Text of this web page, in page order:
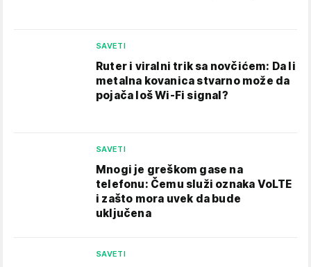
SAVETI
Ruter i viralni trik sa novčićem: Da li
metalna kovanica stvarno može da
pojača loš Wi-Fi signal?
SAVETI
Mnogi je greškom gase na
telefonu: Čemu služi oznaka VoLTE
i zašto mora uvek da bude
uključena
SAVETI